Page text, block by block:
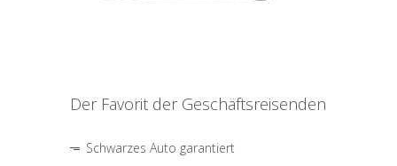
Der Favorit der Geschäftsreisenden
Schwarzes Auto garantiert